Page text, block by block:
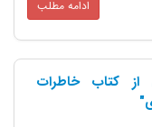
ادامه مطلب
کتاب خاطرات